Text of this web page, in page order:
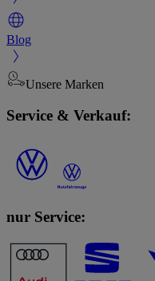
Blog
Unsere Marken
Service & Verkauf:
nur Service: